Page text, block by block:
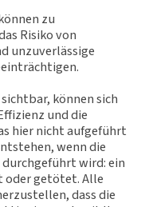
zu
Risiko von
unzuverlässige
können sich
und die
hier nicht aufgeführt
wenn die
wird: ein
oder getötet. Alle
dass die